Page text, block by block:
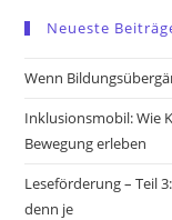
a
new
new
a
Neueste
Wenn
Inklusionsmobil: Wie
Bewegung erleben
Leseförderung – Teil
denn je